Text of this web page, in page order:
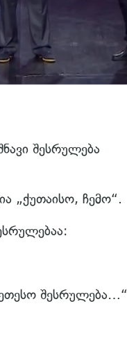
შესრულება
„ქუთაისო, ჩემო“.
შესრულება…“